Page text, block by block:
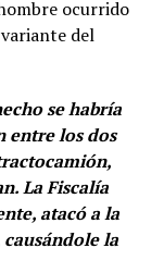
ocurrido
del
se habría
entre los dos
La Fiscalía
atacó a la
la